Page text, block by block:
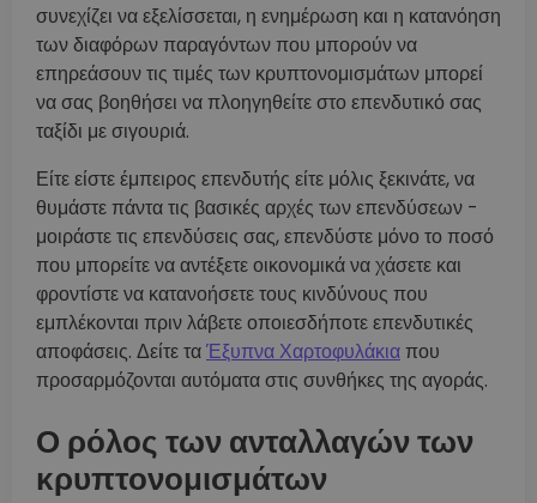
συνεχίζει να εξελίσσεται, η ενημέρωση και η κατανόηση
των διαφόρων παραγόντων που μπορούν να
επηρεάσουν τις τιμές των κρυπτονομισμάτων μπορεί
να σας βοηθήσει να πλοηγηθείτε στο επενδυτικό σας
ταξίδι με σιγουριά.
Είτε είστε έμπειρος επενδυτής είτε μόλις ξεκινάτε, να
θυμάστε πάντα τις βασικές αρχές των επενδύσεων -
μοιράστε τις επενδύσεις σας, επενδύστε μόνο το ποσό
που μπορείτε να αντέξετε οικονομικά να χάσετε και
φροντίστε να κατανοήσετε τους κινδύνους που
εμπλέκονται πριν λάβετε οποιεσδήποτε επενδυτικές
αποφάσεις. Δείτε ταΈξυπνα Χαρτοφυλάκιαπου
προσαρμόζονται αυτόματα στις συνθήκες της αγοράς.
Ο ρόλος των ανταλλαγών των
κρυπτονομισμάτων